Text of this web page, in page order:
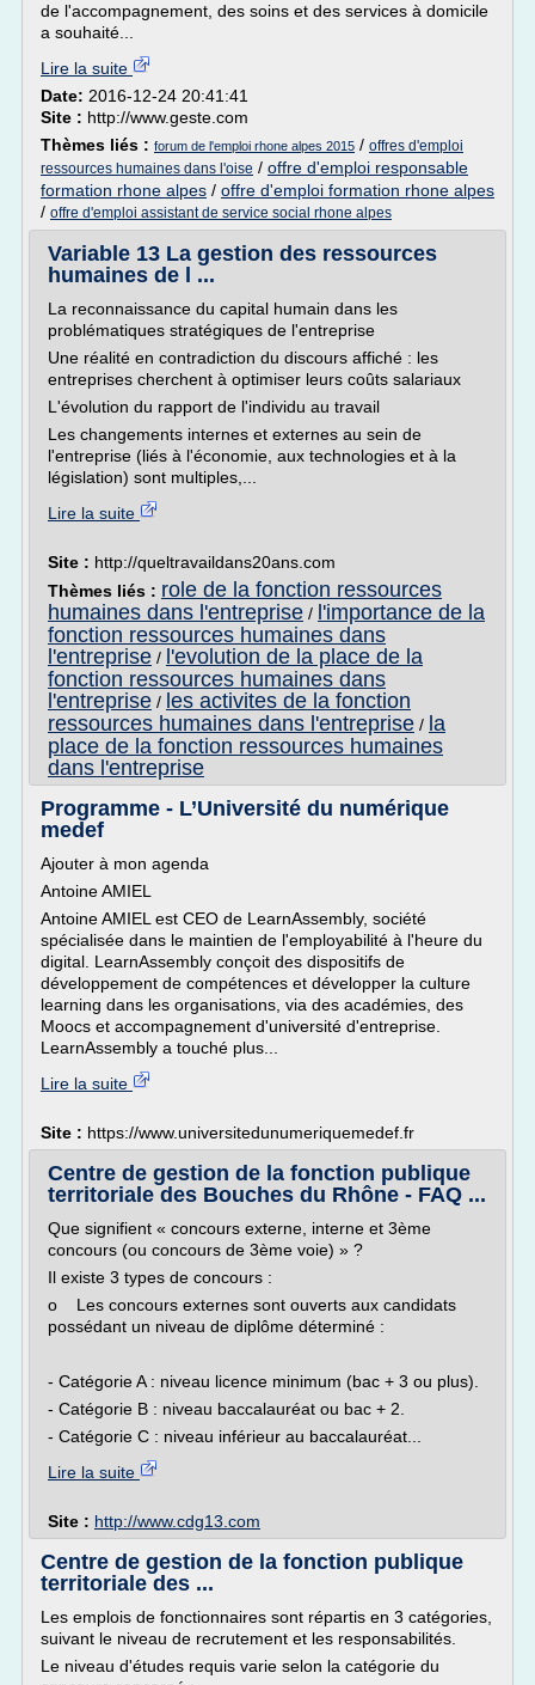
de l'accompagnement, des soins et des services à domicile
a souhaité...
Lire la suite
Date: 2016-12-24 20:41:41
Site : http://www.geste.com
Thèmes liés : forum de l'emploi rhone alpes 2015 / offres d'emploi
ressources humaines dans l'oise / offre d'emploi responsable
formation rhone alpes / offre d'emploi formation rhone alpes
/ offre d'emploi assistant de service social rhone alpes
Variable 13 La gestion des ressources
humaines de l ...
La reconnaissance du capital humain dans les
problématiques stratégiques de l'entreprise
Une réalité en contradiction du discours affiché : les
entreprises cherchent à optimiser leurs coûts salariaux
L'évolution du rapport de l'individu au travail
Les changements internes et externes au sein de
l'entreprise (liés à l'économie, aux technologies et à la
législation) sont multiples,...
Lire la suite
Site : http://queltravaildans20ans.com
Thèmes liés : role de la fonction ressources
humaines dans l'entreprise / l'importance de la
fonction ressources humaines dans
l'entreprise / l'evolution de la place de la
fonction ressources humaines dans
l'entreprise / les activites de la fonction
ressources humaines dans l'entreprise / la
place de la fonction ressources humaines
dans l'entreprise
Programme - L’Université du numérique
medef
Ajouter à mon agenda
Antoine AMIEL
Antoine AMIEL est CEO de LearnAssembly, société
spécialisée dans le maintien de l'employabilité à l'heure du
digital. LearnAssembly conçoit des dispositifs de
développement de compétences et développer la culture
learning dans les organisations, via des académies, des
Moocs et accompagnement d'université d'entreprise.
LearnAssembly a touché plus...
Lire la suite
Site : https://www.universitedunumeriquemedef.fr
Centre de gestion de la fonction publique
territoriale des Bouches du Rhône - FAQ ...
Que signifient « concours externe, interne et 3ème
concours (ou concours de 3ème voie) » ?
Il existe 3 types de concours :
o Les concours externes sont ouverts aux candidats
possédant un niveau de diplôme déterminé :
- Catégorie A : niveau licence minimum (bac + 3 ou plus).
- Catégorie B : niveau baccalauréat ou bac + 2.
- Catégorie C : niveau inférieur au baccalauréat...
Lire la suite
Site : http://www.cdg13.com
Centre de gestion de la fonction publique
territoriale des ...
Les emplois de fonctionnaires sont répartis en 3 catégories,
suivant le niveau de recrutement et les responsabilités.
Le niveau d'études requis varie selon la catégorie du